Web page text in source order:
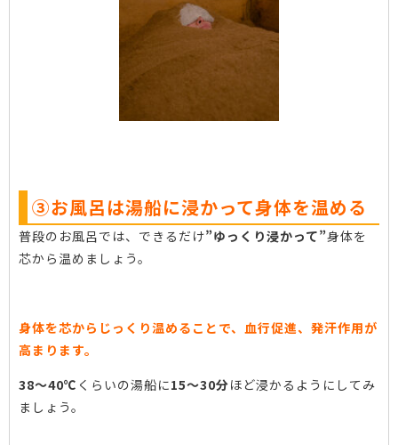
③お風呂は湯船に浸かって身体を温める
普段のお風呂では、できるだけ”ゆっくり浸かって”身体を
芯から温めましょう。
身体を芯からじっくり温めることで、血行促進、発汗作用が
高まります。
38〜40℃ くらいの湯船に15〜30分ほど浸かるようにしてみ
ましょう。